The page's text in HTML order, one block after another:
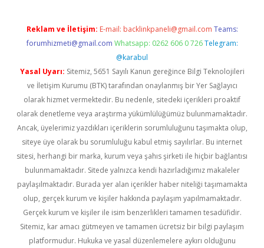
Reklam ve İletişim: E-mail: backlinkpaneli@gmail.com Teams:
forumhizmeti@gmail.com Whatsapp: 0262 606 0 726 Telegram:
@karabul
Yasal Uyarı: Sitemiz, 5651 Sayılı Kanun gereğince Bilgi Teknolojileri
ve İletişim Kurumu (BTK) tarafından onaylanmış bir Yer Sağlayıcı
olarak hizmet vermektedir. Bu nedenle, sitedeki içerikleri proaktif
olarak denetleme veya araştırma yükümlülüğümüz bulunmamaktadır.
Ancak, üyelerimiz yazdıkları içeriklerin sorumluluğunu taşımakta olup,
siteye üye olarak bu sorumluluğu kabul etmiş sayılırlar. Bu internet
sitesi, herhangi bir marka, kurum veya şahıs şirketi ile hiçbir bağlantısı
bulunmamaktadır. Sitede yalnızca kendi hazırladığımız makaleler
paylaşılmaktadır. Burada yer alan içerikler haber niteliği taşımamakta
olup, gerçek kurum ve kişiler hakkında paylaşım yapılmamaktadır.
Gerçek kurum ve kişiler ile isim benzerlikleri tamamen tesadüfidir.
Sitemiz, kar amacı gütmeyen ve tamamen ücretsiz bir bilgi paylaşım
platformudur. Hukuka ve yasal düzenlemelere aykırı olduğunu